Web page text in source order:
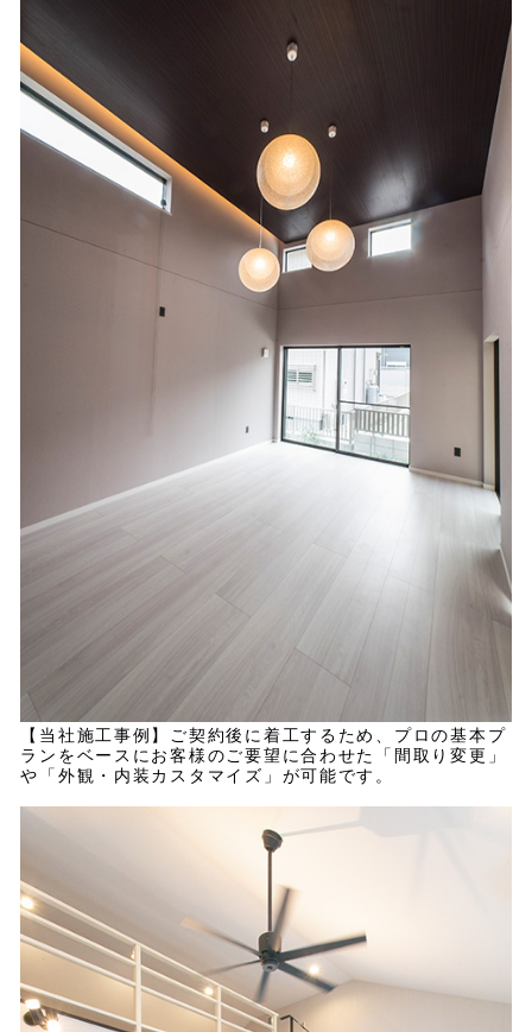
【当社施工事例】ご契約後に着工するため、プロの基本プ
ランをベースにお客様のご要望に合わせた「間取り変更」
や「外観・内装カスタマイズ」が可能です。